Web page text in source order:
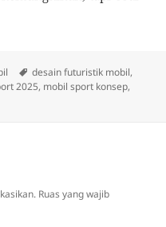
Tag
desain futuristik mobil,
2025, mobil sport konsep,
Ruas yang wajib